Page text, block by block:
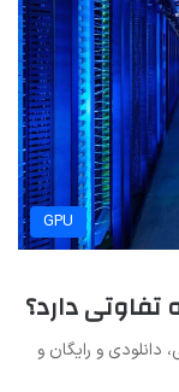
GPU
دارد؟
دانلودی و رایگان و